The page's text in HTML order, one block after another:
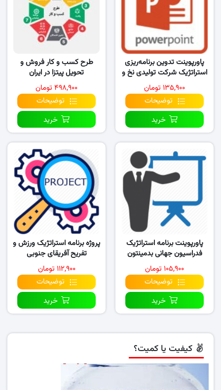
پاورپوینت تدوین برنامه‌ریزی
استراتژیک شرکت تولیدی نخ و
قرقره گـ..
۱۳۵,۹۰۰ تومان
توضیحات
خرید
طرح کسب و کار فروش و
تحویل پیتزا در ایران
۴۹۸,۹۰۰ تومان
توضیحات
خرید
پاورپوینت برنامه استراتژیک
فدراسیون جهانی بدمینتون
۲۰۱۶ تا ۲۰۲۰
۱۰۵,۹۰۰ تومان
توضیحات
خرید
پروژه برنامه استراتژیک ورزش و
تفریح آفریقای جنوبی
۱۱۲,۹۰۰ تومان
توضیحات
خرید
کیفیت یا کمیت؟